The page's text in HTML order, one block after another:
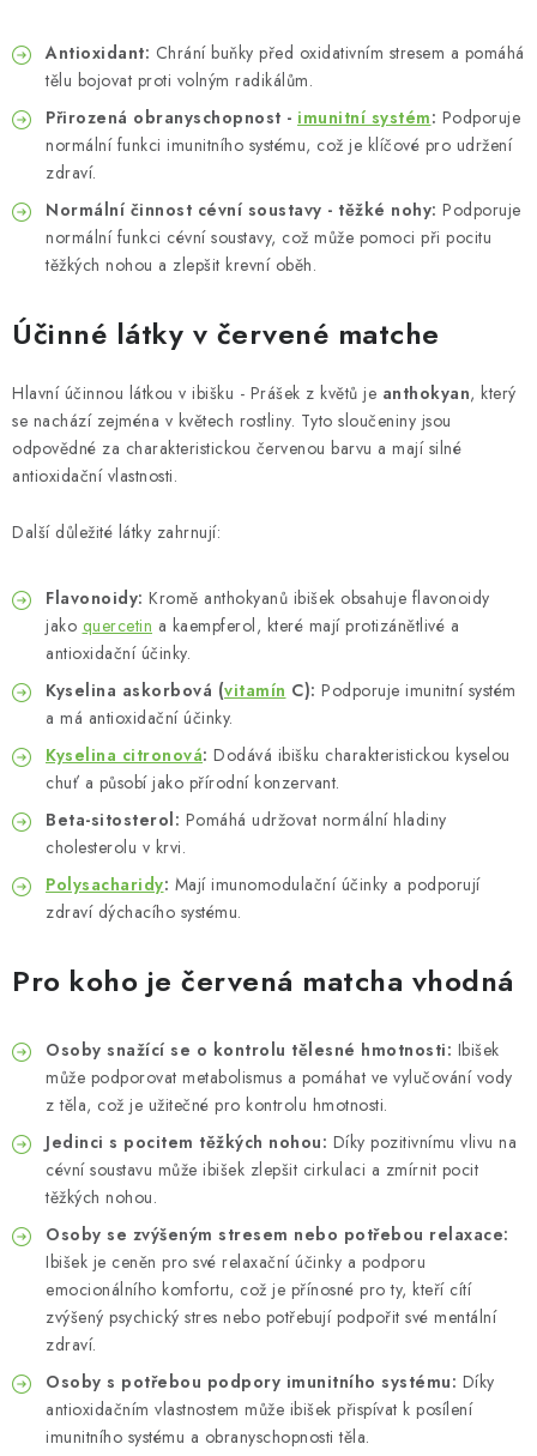
Antioxidant: Chrání buňky před oxidativním stresem a pomáhá
tělu bojovat proti volným radikálům.
Přirozená obranyschopnost - imunitní systém: Podporuje
normální funkci imunitního systému, což je klíčové pro udržení
zdraví.
Normální činnost cévní soustavy - těžké nohy: Podporuje
normální funkci cévní soustavy, což může pomoci při pocitu
těžkých nohou a zlepšit krevní oběh.
Účinné látky v červené matche
Hlavní účinnou látkou v ibišku - Prášek z květů je anthokyan, který
se nachází zejména v květech rostliny. Tyto sloučeniny jsou
odpovědné za charakteristickou červenou barvu a mají silné
antioxidační vlastnosti.
Další důležité látky zahrnují:
Flavonoidy: Kromě anthokyanů ibišek obsahuje flavonoidy
jako quercetin a kaempferol, které mají protizánětlivé a
antioxidační účinky.
Kyselina askorbová (vitamín C): Podporuje imunitní systém
a má antioxidační účinky.
Kyselina citronová: Dodává ibišku charakteristickou kyselou
chuť a působí jako přírodní konzervant.
Beta-sitosterol: Pomáhá udržovat normální hladiny
cholesterolu v krvi.
Polysacharidy: Mají imunomodulační účinky a podporují
zdraví dýchacího systému.
Pro koho je červená matcha vhodná
Osoby snažící se o kontrolu tělesné hmotnosti: Ibišek
může podporovat metabolismus a pomáhat ve vylučování vody
z těla, což je užitečné pro kontrolu hmotnosti.
Jedinci s pocitem těžkých nohou: Díky pozitivnímu vlivu na
cévní soustavu může ibišek zlepšit cirkulaci a zmírnit pocit
těžkých nohou.
Osoby se zvýšeným stresem nebo potřebou relaxace:
Ibišek je ceněn pro své relaxační účinky a podporu
emocionálního komfortu, což je přínosné pro ty, kteří cítí
zvýšený psychický stres nebo potřebují podpořit své mentální
zdraví.
Osoby s potřebou podpory imunitního systému: Díky
antioxidačním vlastnostem může ibišek přispívat k posílení
imunitního systému a obranyschopnosti těla.